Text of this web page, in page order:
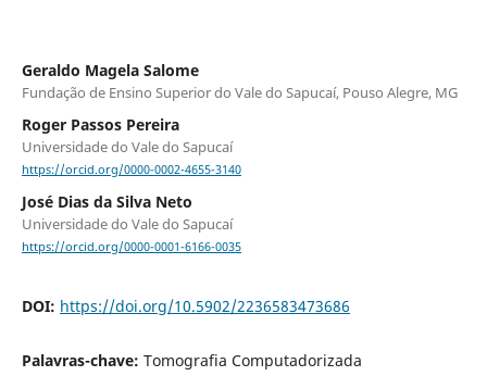
Geraldo Magela Salome
Fundação de Ensino Superior do Vale do Sapucaí, Pouso Alegre, MG
Roger Passos Pereira
Universidade do Vale do Sapucaí
https://orcid.org/0000-0002-4655-3140
José Dias da Silva Neto
Universidade do Vale do Sapucaí
https://orcid.org/0000-0001-6166-0035
DOI: https://doi.org/10.5902/2236583473686
Palavras-chave: Tomografia Computadorizada